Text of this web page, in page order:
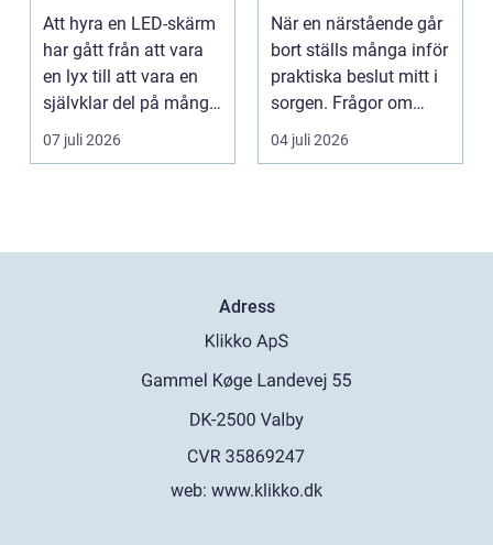
upplevelser på
event
Att hyra en LED-skärm
har gått från att vara
en lyx till att vara en
självklar del på många
event, m...
07 juli 2026
svår tid
När en närstående går
bort ställs många inför
praktiska beslut mitt i
sorgen. Frågor om
ceremoni, ju...
04 juli 2026
Adress
web: www.klikko.dk